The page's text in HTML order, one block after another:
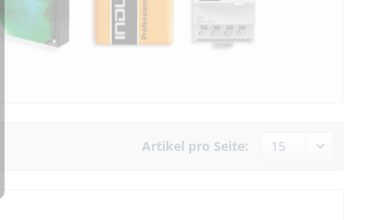
Artikel pro Seite: